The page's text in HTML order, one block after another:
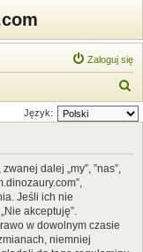
Zaloguj się
z
Język:
dalej „my”, ”nas”,
Jeśli ich nie
akceptuję”.
w dowolnym czasie
niemniej